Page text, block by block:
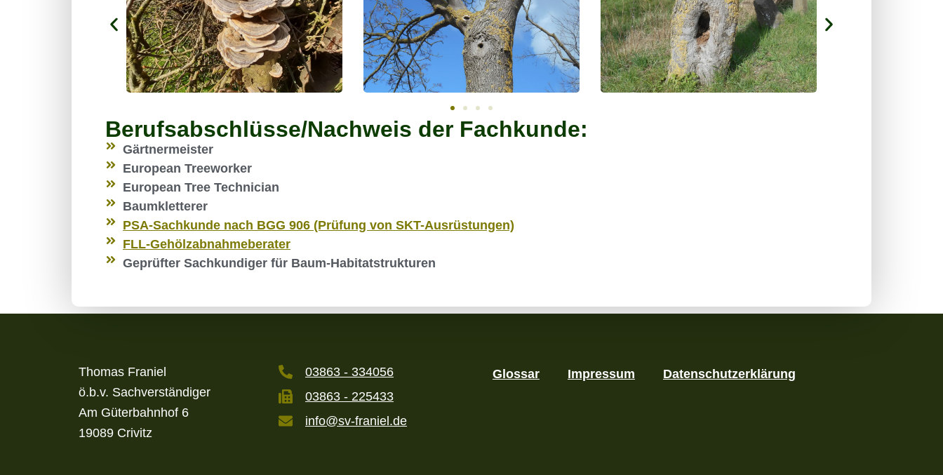
Berufsabschlüsse/Nachweis der Fachkunde:
Gärtnermeister
European Treeworker
European Tree Technician
Baumkletterer
PSA-Sachkunde nach BGG 906 (Prüfung von SKT-Ausrüstungen)
FLL-Gehölzabnahmeberater
Geprüfter Sachkundiger für Baum-Habitatstrukturen
Thomas Franiel
ö.b.v. Sachverständiger
Am Güterbahnhof 6
19089 Crivitz
03863 - 334056
03863 - 225433
info@sv-franiel.de
Glossar Impressum Datenschutzerklärung